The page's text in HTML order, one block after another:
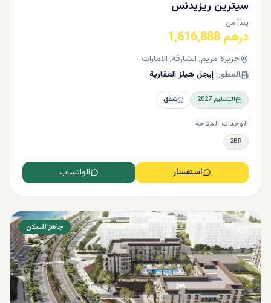
سيترين ريزيدنس
يبدأ من
درهم 1,616,888
جزيرة مريم, الشارقة, الامارات
المطور: إيجل هيلز العقارية
التسليم2027 شقق
الوحدات المتاحة
2BR
استفسار الواتساب
جاهز للسكن